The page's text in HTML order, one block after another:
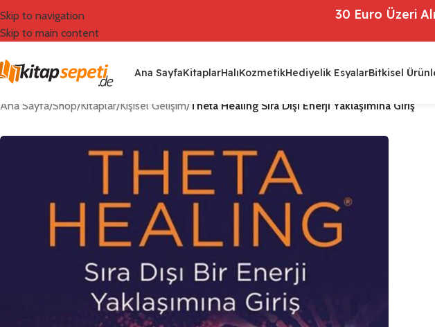
Skip to navigation
Skip to main content
30 Euro Üzeri
Ana SayfaKitaplarHalıKozmetikHediyelik EsyalarBitkisel
Ana Sayfa/Shop/Kitaplar/Kişisel Gelişim/ Theta Healing Sıra Dışı Enerji Yaklaşımına Giriş